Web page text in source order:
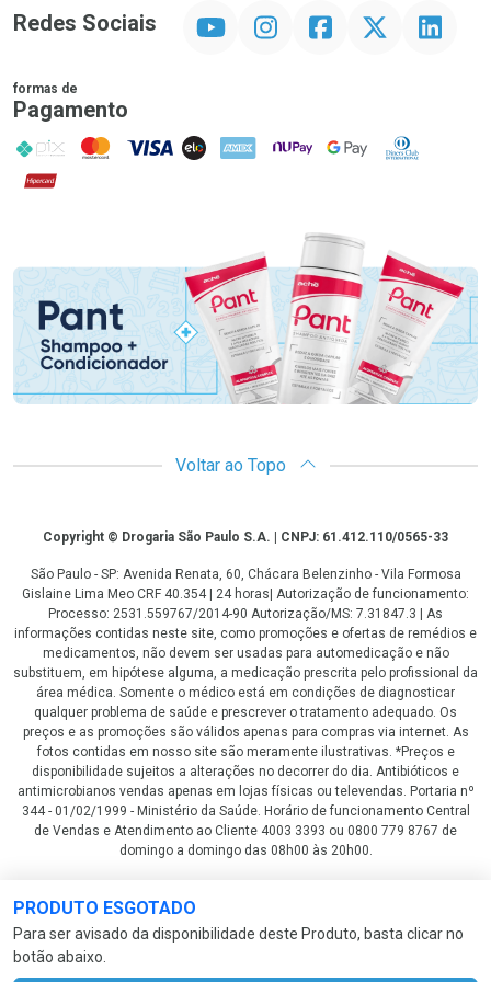
PRODUTO ESGOTADO
Para ser avisado da disponibilidade deste Produto, basta clicar no
botão abaixo.
Redes Sociais InstagramFacebookTwitter Linkedin
formas de
Pagamento
PIX MasterCard
VISA ELO AMEX NuPay Google PayDiners Club
Hipercard
Promoção em Destaque
Voltar ao Topo
CopyrightCopyright © Drogaria São Paulo S.A. | CNPJ: 61.412.110/0565-33
São Paulo - SP: Avenida Renata, 60, Chácara Belenzinho - Vila Formosa
Gislaine Lima Meo CRF 40.354 | 24 horas| Autorização de funcionamento:
Processo: 2531.559767/2014-90 Autorização/MS: 7.31847.3 | As
informações contidas neste site, como promoções e ofertas de remédios e
medicamentos, não devem ser usadas para automedicação e não
substituem, em hipótese alguma, a medicação prescrita pelo profissional da
área médica. Somente o médico está em condições de diagnosticar
qualquer problema de saúde e prescrever o tratamento adequado. Os
preços e as promoções são válidos apenas para compras via internet. As
fotos contidas em nosso site são meramente ilustrativas. *Preços e
disponibilidade sujeitos a alterações no decorrer do dia. Antibióticos e
antimicrobianos vendas apenas em lojas físicas ou televendas. Portaria nº
344 - 01/02/1999 - Ministério da Saúde. Horário de funcionamento Central
de Vendas e Atendimento ao Cliente 4003 3393 ou 0800 779 8767 de
domingo a domingo das 08h00 às 20h00.
LGPD Aceite os Cookies